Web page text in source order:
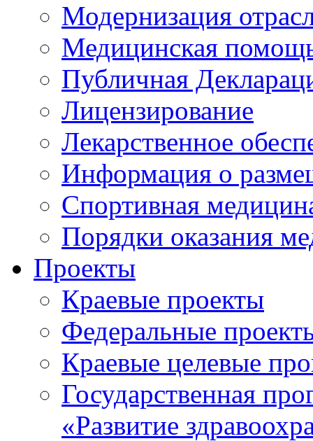
Модернизация
Медицинская
Публичная
Лицензирование
Лекарственное
Информация о
Спортивная
Порядки оказания
Проекты
Краевые проекты
Федеральные
Краевые целевые
Государственная
«Развитие